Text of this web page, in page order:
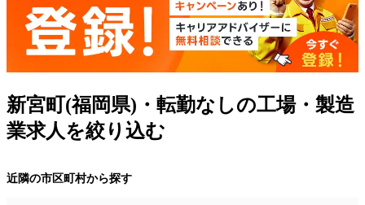
新宮町(福岡県)・転勤なしの工場・製造
業求人を絞り込む
近隣の市区町村から探す